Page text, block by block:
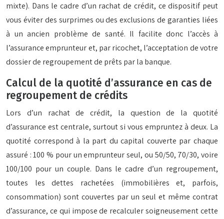
mixte). Dans le cadre d’un rachat de crédit, ce dispositif peut
vous éviter des surprimes ou des exclusions de garanties liées
à un ancien problème de santé. Il facilite donc l’accès à
l’assurance emprunteur et, par ricochet, l’acceptation de votre
dossier de regroupement de prêts par la banque.
Calcul de la quotité d’assurance en cas de
regroupement de crédits
Lors d’un rachat de crédit, la question de la quotité
d’assurance est centrale, surtout si vous empruntez à deux. La
quotité correspond à la part du capital couverte par chaque
assuré : 100 % pour un emprunteur seul, ou 50/50, 70/30, voire
100/100 pour un couple. Dans le cadre d’un regroupement,
toutes les dettes rachetées (immobilières et, parfois,
consommation) sont couvertes par un seul et même contrat
d’assurance, ce qui impose de recalculer soigneusement cette